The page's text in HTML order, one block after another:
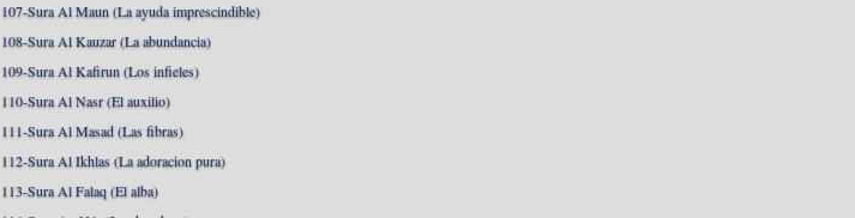
107-Sura Al Maun (La ayuda imprescindible)
108-Sura Al Kauzar (La abundancia)
109-Sura Al Kafirun (Los infieles)
110-Sura Al Nasr (El auxilio)
111-Sura Al Masad (Las fibras)
112-Sura Al Ikhlas (La adoracion pura)
113-Sura Al Falaq (El alba)